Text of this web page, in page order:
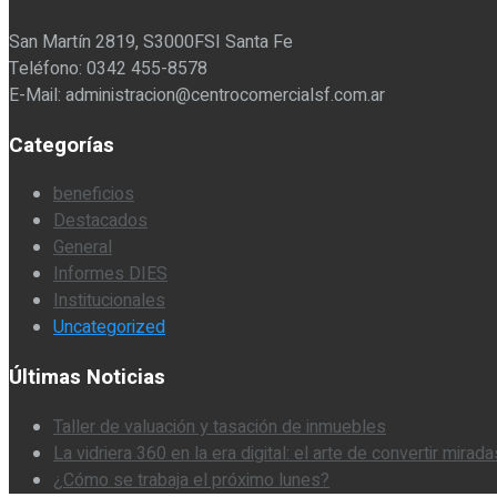
San Martín 2819, S3000FSI Santa Fe
Teléfono: 0342 455-8578
E-Mail: administracion@centrocomercialsf.com.ar
Categorías
beneficios
Destacados
General
Informes DIES
Institucionales
Uncategorized
Últimas Noticias
Taller de valuación y tasación de inmuebles
La vidriera 360 en la era digital: el arte de convertir
¿Cómo se trabaja el próximo lunes?